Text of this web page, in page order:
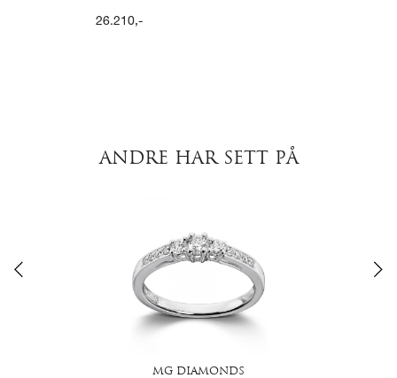
26.210,-
ANDRE HAR SETT PÅ
MG DIAMONDS